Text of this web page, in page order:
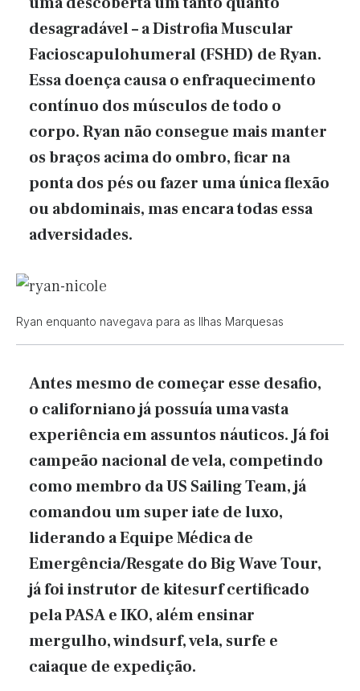
desagradável – a Distrofia Muscular
Facioscapulohumeral (FSHD) de Ryan.
Essa doença causa o enfraquecimento
contínuo dos músculos de todo o
corpo. Ryan não consegue mais manter
os braços acima do ombro, ficar na
ponta dos pés ou fazer uma única flexão
ou abdominais, mas encara todas essa
adversidades.
Ryan enquanto navegava para as Ilhas Marquesas
Antes mesmo de começar esse desafio,
o californiano já possuía uma vasta
experiência em assuntos náuticos. Já foi
campeão nacional de vela, competindo
como membro da US Sailing Team, já
comandou um super iate de luxo,
liderando a Equipe Médica de
Emergência/Resgate do Big Wave Tour,
já foi instrutor de kitesurf certificado
pela PASA e IKO, além ensinar
mergulho, windsurf, vela, surfe e
caiaque de expedição.